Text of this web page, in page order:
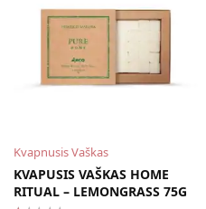
Kvapnusis Vaškas
KVAPUSIS VAŠKAS HOME
RITUAL – LEMONGRASS 75G